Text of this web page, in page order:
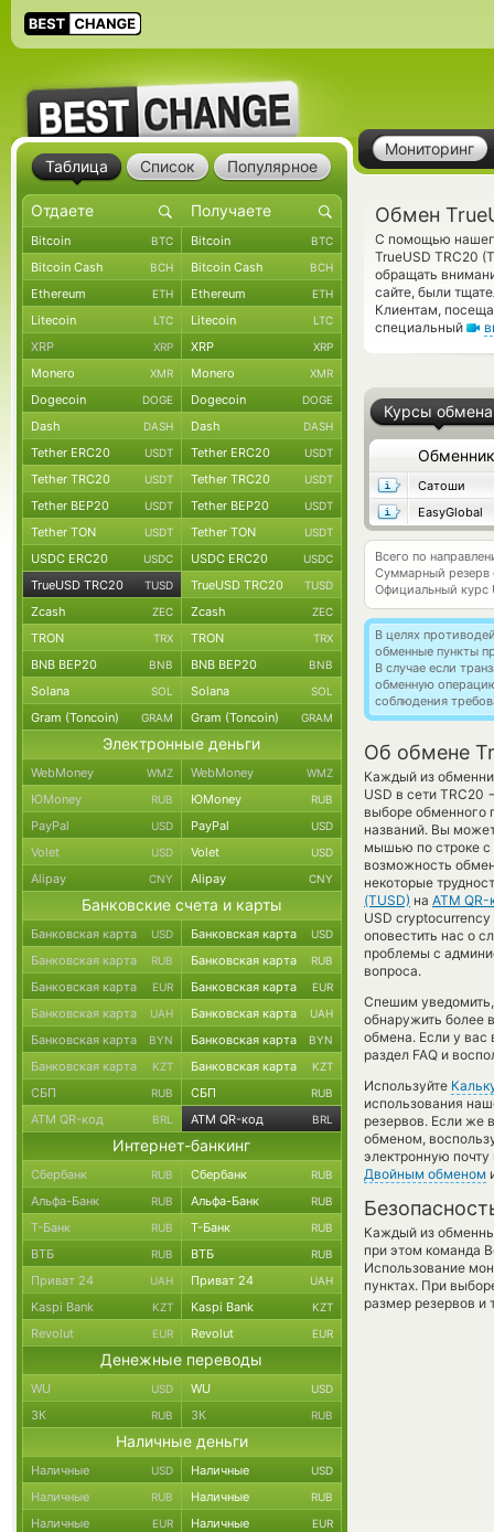
Мониторинг
Обмен
С помощью
TrueUSD TRC20
обращать
сайте, были
Клиентам,
специальный
Курсы обмена
Обменник
Сатоши
EasyGlobal
Всего по
Суммарный резерв
Официальный курс
В целях
обменные пункты
В случае если
обменную
соблюдения
Об обмене
Каждый из
USD в сети TRC20
выборе обменного
названий. Вы
мышью по строке с
возможность
некоторые
(TUSD) на ATM QR-
USD cryptocurrency
оповестить нас о
проблемы с
вопроса.
Спешим
обнаружить более
обмена. Если у вас
раздел FAQ и
Используйте
использования
резервов. Если же
обменом,
электронную
Двойным обменом
Каждый из
при этом команда
Использование
пунктах. При
размер резервов и
Таблица Список Популярное
Bitcoin BTC Bitcoin BTC
Bitcoin Cash BCH Bitcoin Cash BCH
Ethereum ETH Ethereum ETH
Litecoin LTC Litecoin LTC
XRP XRP XRP XRP
Monero XMR Monero XMR
Dogecoin DOGE Dogecoin DOGE
Dash DASH Dash DASH
Tether ERC20 USDT Tether ERC20 USDT
Tether TRC20 USDT Tether TRC20 USDT
Tether BEP20 USDT Tether BEP20 USDT
Tether TON USDT Tether TON USDT
USDC ERC20 USDC USDC ERC20 USDC
TrueUSD TRC20 TUSD TrueUSD TRC20 TUSD
Zcash ZEC Zcash ZEC
TRON TRX TRON TRX
BNB BEP20 BNB BNB BEP20 BNB
Solana SOL Solana SOL
Gram (Toncoin) GRAM Gram (Toncoin) GRAM
Электронные деньги
WebMoney WMZ WebMoney WMZ
ЮMoney RUB ЮMoney RUB
PayPal USD PayPal USD
Volet USD Volet USD
Alipay CNY Alipay CNY
Банковские счета и карты
Банковская карта USD Банковская карта USD
Банковская карта RUB Банковская карта RUB
Банковская карта EUR Банковская карта EUR
Банковская карта UAH Банковская карта UAH
Банковская карта BYN Банковская карта BYN
Банковская карта KZT Банковская карта KZT
СБП RUB СБП RUB
ATM QR-код BRL ATM QR-код BRL
Интернет-банкинг
Сбербанк RUB Сбербанк RUB
Альфа-Банк RUB Альфа-Банк RUB
Т-Банк RUB Т-Банк RUB
ВТБ RUB ВТБ RUB
Приват 24 UAH Приват 24 UAH
Kaspi Bank KZT Kaspi Bank KZT
Revolut EUR Revolut EUR
Денежные переводы
WU USD WU USD
ЗК RUB ЗК RUB
Наличные деньги
Наличные USD Наличные USD
Наличные RUB Наличные RUB
Наличные EUR Наличные EUR